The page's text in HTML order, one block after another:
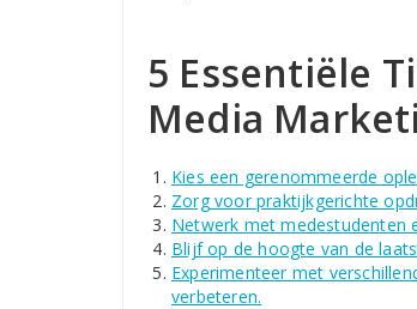
5 Essentiële
Media
Kies een gerenommeerde
Zorg voor praktijkgerichte
Netwerk met medestudenten
Blijf op de hoogte van de
Experimenteer met
verbeteren.